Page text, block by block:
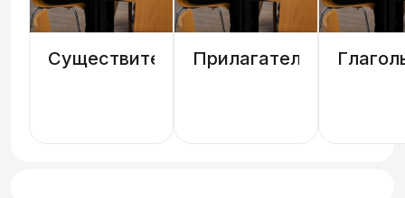
СуществительныеПрилагательные